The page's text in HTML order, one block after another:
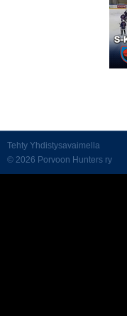
Tehty Yhdistysavaimella
© 2026 Porvoon Hunters ry